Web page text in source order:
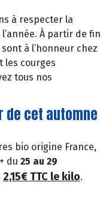
à respecter la
À partir de fin
à l’honneur chez
les courges
tous nos
cet automne
bio origine France,
du 25 au 29
2,15€ TTC le kilo.